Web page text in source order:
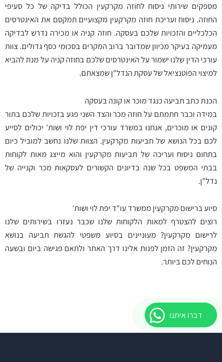
מספקים שירותי ניסוח לחוזה מקרקעין הכולל בדיקה של כל סעיפי
החוזה. ניסוח ועריכת חוזה מקרקעין מקצועיים תמקסם את האינטרסים
הכלכליים והזכויות שלכם בעסקה. חוזה קניה או מכירה נדרש לבדיקה
מעמיקה בעיקר מכיוון שמדובר ברוב המקרים בסכומי כסף גדולים. צוות
עורכי הדין שלנו ישמור על האינטרסים שלכם בחוזה קניה על מנת להביא
למיצוי הפוטנציאל של עסקת הנדל"ן שמצאתם.
הכנת כתב תביעה כנגד מוכר או קונה בעסקה
במידה וכבר חתמתם על חוזה מכר והצד השני פגע בזכויות שלכם בתור
קונים או מוכרים, אנחנו במשרד עורכי דין יפת לוי ושות' יכולים לסייע
לכם בכל הנושא של תביעות מקרקעין. הצוות שלנו נחשב למוביל כיום
בתחום ניסוח ועריכה של תביעות מקרקעין והוא מייצג מאות לקוחות
בבתי המשפט בכל שנה בדיונים הקשורים לעסקאות מכר וקנייה של
נדל"ן.
סיוע ברישום מקרקעין ממשרד עו"ד יפת לוי ושות'
רוצים להצטרף למאות הלקוחות שלנו שכבר נעזרו בשירותים שלנו
לרישום מקרקעין? מעוניינים בסיוע משפטי להגשת תביעה בנושא
מקרקעין? זה הזמן לפנות אלינו דרך האתר ולתאם פגישה ביום ובשעה
הנוחים לכם ביותר.
דברו איתנו